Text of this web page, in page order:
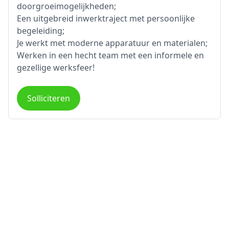
doorgroeimogelijkheden;
Een uitgebreid inwerktraject met persoonlijke
begeleiding;
Je werkt met moderne apparatuur en materialen;
Werken in een hecht team met een informele en
gezellige werksfeer!
Solliciteren